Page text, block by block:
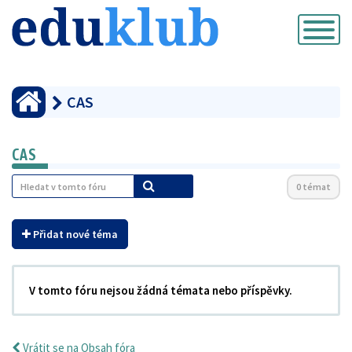
Přepnout
navigaci
CAS
CAS
0 témat
Přidat nové téma
V tomto fóru nejsou žádná témata nebo příspěvky.
Vrátit se na Obsah fóra